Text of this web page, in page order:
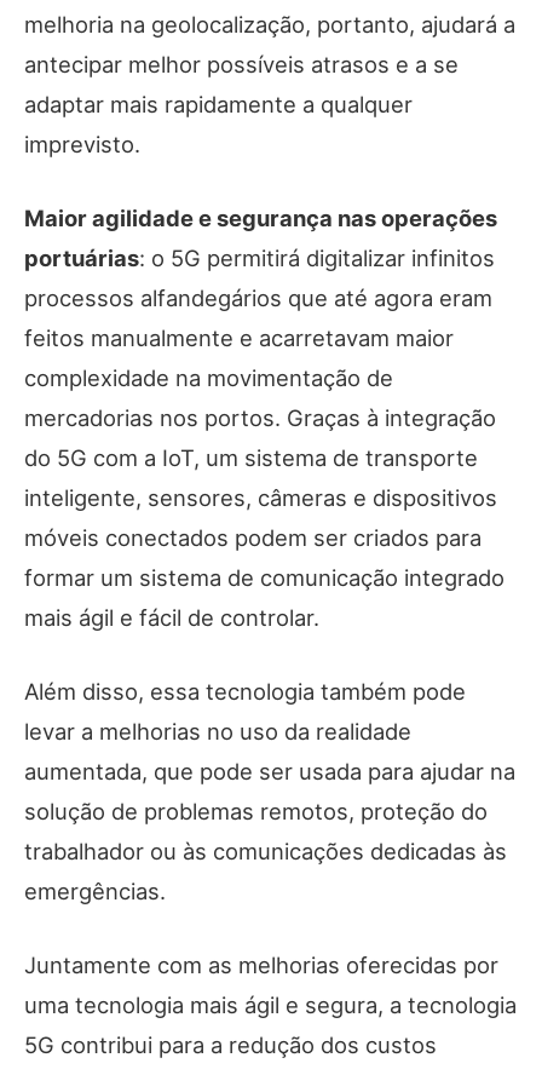
melhoria na geolocalização, portanto, ajudará a
antecipar melhor possíveis atrasos e a se
adaptar mais rapidamente a qualquer
imprevisto.
Maior agilidade e segurança nas operações
portuárias: o 5G permitirá digitalizar infinitos
processos alfandegários que até agora eram
feitos manualmente e acarretavam maior
complexidade na movimentação de
mercadorias nos portos. Graças à integração
do 5G com a IoT, um sistema de transporte
inteligente, sensores, câmeras e dispositivos
móveis conectados podem ser criados para
formar um sistema de comunicação integrado
mais ágil e fácil de controlar.
Além disso, essa tecnologia também pode
levar a melhorias no uso da realidade
aumentada, que pode ser usada para ajudar na
solução de problemas remotos, proteção do
trabalhador ou às comunicações dedicadas às
emergências.
Juntamente com as melhorias oferecidas por
uma tecnologia mais ágil e segura, a tecnologia
5G contribui para a redução dos custos